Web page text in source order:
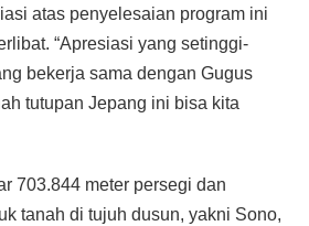
atas penyelesaian program ini
“Apresiasi yang setinggi-
bekerja sama dengan Gugus
tutupan Jepang ini bisa kita
703.844 meter persegi dan
tanah di tujuh dusun, yakni Sono,